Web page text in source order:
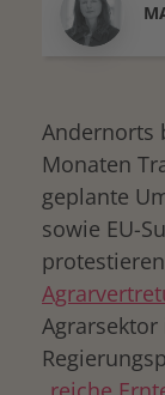
Andernorts
Monaten
geplante
sowie EU-